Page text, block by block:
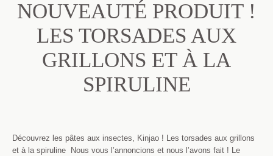
NOUVEAUTÉ PRODUIT !
LES TORSADES AUX
GRILLONS ET À LA
SPIRULINE
Découvrez les pâtes aux insectes, Kinjao ! Les torsades aux grillons
et à la spiruline Nous vous l’annoncions et nous l’avons fait ! Le